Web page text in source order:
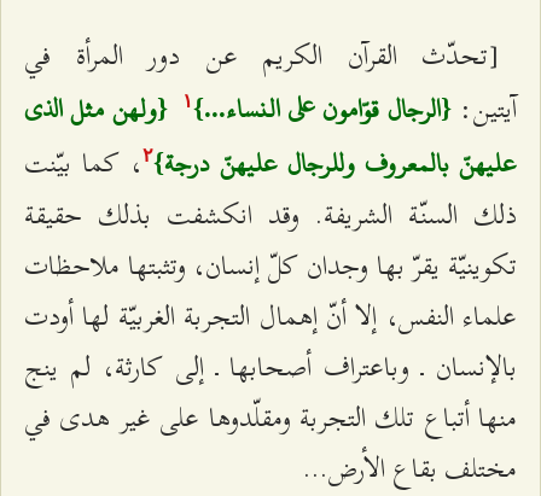
[تحدّث القرآن الكريم عن دور المرأة في
آيتين:{الرجال قوّامون على النساء...}۱
{ولهن مثل الذي
عليهنّ بالمعروف وللرجال عليهنّ درجة}٢، كما بيّنت
ذلك السنّة الشريفة. وقد انكشفت بذلك حقيقة
تكوينيّة يقرّ بها وجدان كلّ إنسان، وتثبتها ملاحظات
علماء النفس، إلا أنّ إهمال التجربة الغربيّة لها أودت
بالإنسان ـ وباعتراف أصحابها ـ إلى كارثة، لم ينج
منها أتباع تلك التجربة ومقلّدوها على غير هدى في
مختلف بقاع الأرض...